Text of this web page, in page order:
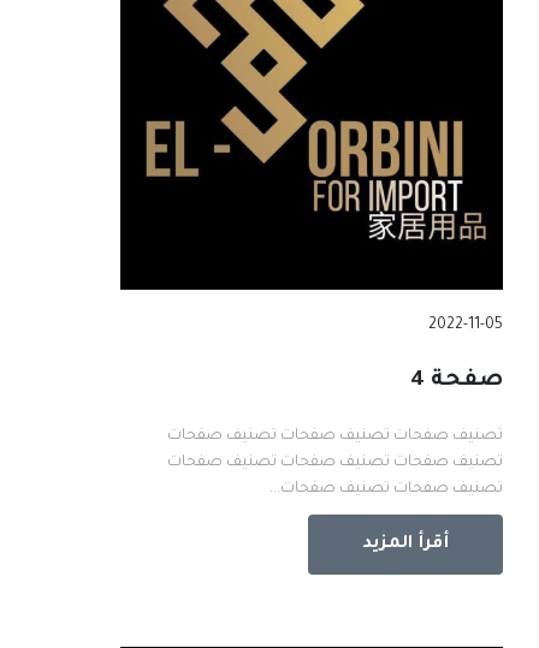
2022-11-05
صفحة 4
تصنيف صفحات تصنيف صفحات تصنيف صفحات
تصنيف صفحات تصنيف صفحات تصنيف صفحات
تصنيف صفحات تصنيف صفحات...
أقرأ المزيد